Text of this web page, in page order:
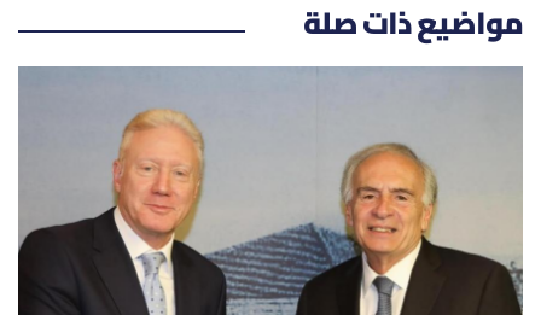
ثقافة وفنون
فصل من كتاب
اقرأ تضحك
كاميرا
مواضيع ذات صلة